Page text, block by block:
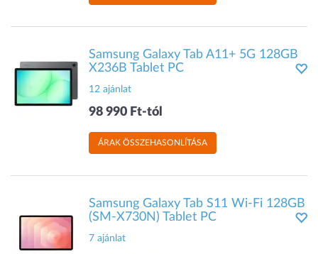
Samsung Galaxy Tab A11+ 5G 128GB
X236B Tablet PC
12 ajánlat
98 990 Ft-tól
ÁRAK ÖSSZEHASONLÍTÁSA
Samsung Galaxy Tab S11 Wi-Fi 128GB
(SM-X730N) Tablet PC
7 ajánlat